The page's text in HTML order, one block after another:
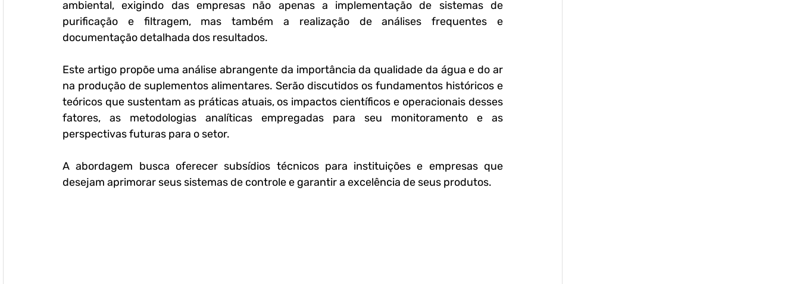
ambiental, exigindo das empresas não apenas a implementação de sistemas de
purificação e filtragem, mas também a realização de análises frequentes e
documentação detalhada dos resultados.
Este artigo propõe uma análise abrangente da importância da qualidade da água e do ar
na produção de suplementos alimentares. Serão discutidos os fundamentos históricos e
teóricos que sustentam as práticas atuais, os impactos científicos e operacionais desses
fatores, as metodologias analíticas empregadas para seu monitoramento e as
perspectivas futuras para o setor.
A abordagem busca oferecer subsídios técnicos para instituições e empresas que
desejam aprimorar seus sistemas de controle e garantir a excelência de seus produtos.